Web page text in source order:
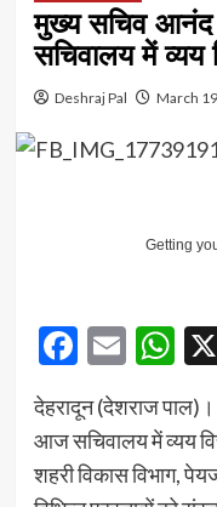
मुख्य सचिव आनंद
सचिवालय में व्यय
Deshraj Pal March
Getting
Email
देहरादून (देशराज पाल)।
आज सचिवालय में व्यय
शहरी विकास विभाग,